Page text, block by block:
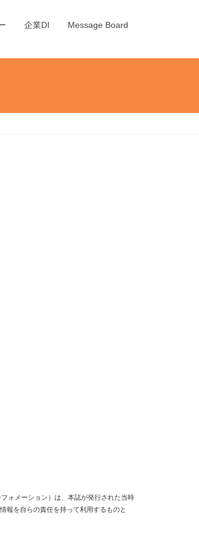
企業DI Message Board
ォメーション）は、本誌が発行された当時
報を自らの責任を持って利用するものと